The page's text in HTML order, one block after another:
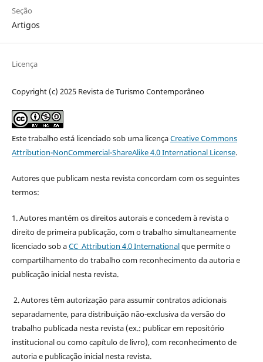
Seção
Artigos
Licença
Copyright (c) 2025 Revista de Turismo Contemporâneo
Este trabalho está licenciado sob uma licençaCreative Commons
Attribution-NonCommercial-ShareAlike 4.0 International License.
Autores que publicam nesta revista concordam com os seguintes
termos:
1. Autores mantém os direitos autorais e concedem à revista o
direito de primeira publicação, com o trabalho simultaneamente
licenciado sob aCC Attribution 4.0 Internationalque permite o
compartilhamento do trabalho com reconhecimento da autoria e
publicação inicial nesta revista.
2. Autores têm autorização para assumir contratos adicionais
separadamente, para distribuição não-exclusiva da versão do
trabalho publicada nesta revista (ex.: publicar em repositório
institucional ou como capítulo de livro), com reconhecimento de
autoria e publicação inicial nesta revista.